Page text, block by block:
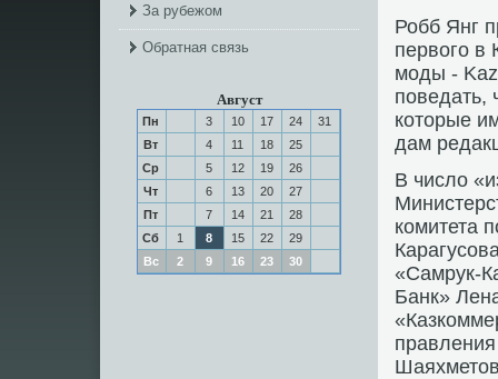
За рубежом
Обратная связь
Август
Пн 3 10 17 24
31
Вт
4 11 18
25
Ср
5 12 19
26
Чт
6 13 20
27
Пт
7 14 21
28
Сб
1 8 15 22
29
Вс
2 9 16 23 30
Робб Янг
первого в
моды -
поведать,
которые
дам
В число
комитета
«Самрук-
Банк»